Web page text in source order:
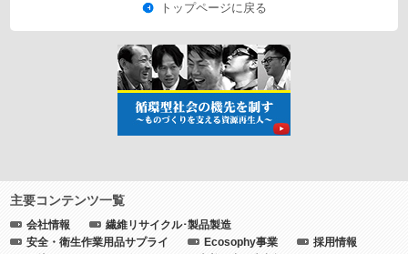
トップページに戻る
主要コンテンツ一覧
会社情報
繊維リサイクル･製品製造
安全・衛生作業用品サプライ
Ecosophy事業
採用情報